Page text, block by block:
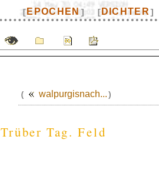
[ EPOCHEN ] [ DICHTER]
( walpurgisnach...)
Trüber Tag. Feld